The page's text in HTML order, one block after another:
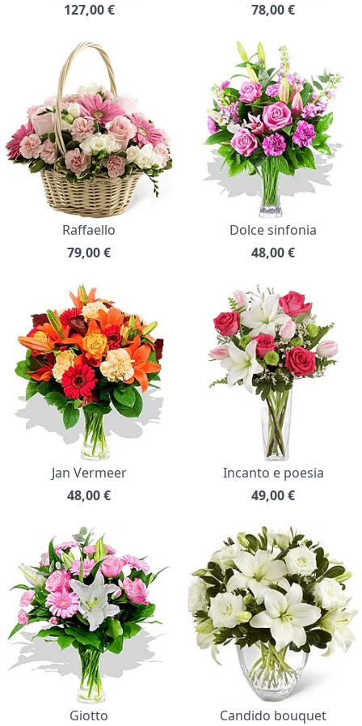
127,00 €
78,00€
Raffaello
79,00€
Dolce sinfonia
48,00€
Jan Vermeer
48,00€
Incanto e poesia
49,00€
Giotto
Candido bouquet